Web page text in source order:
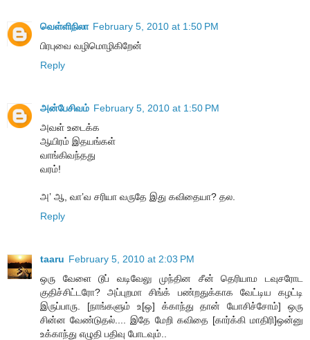
வெள்ளிநிலா February 5, 2010 at 1:50 PM
பிரபுவை வழிமொழிகிறேன்
Reply
அன்பேசிவம் February 5, 2010 at 1:50 PM
அவள் உடைக்க
ஆயிரம் இதயங்கள்
வாங்கிவந்தது
வரம்!
அ’ ஆ, வா’வ சரியா வருதே இது கவிதையா? தல.
Reply
taaru February 5, 2010 at 2:03 PM
ஒரு வேளை டூப் வடிவேலு முந்தின சீன் தெரியாம டவுசரோட
குதிச்சிட்டரோ? அப்புறமா சிங்க் பண்றதுக்காக வேட்டிய கழட்டி
இருப்பாரு. [நாங்களும் உ[ஒ] க்காந்து தான் யோசிச்சோம்] ஒரு
சின்ன வேண்டுதல்.... இதே மேறி கவிதை [கார்க்கி மாதிரி]ஒன்னு
உக்காந்து எழுதி பதிவு போடவும்..